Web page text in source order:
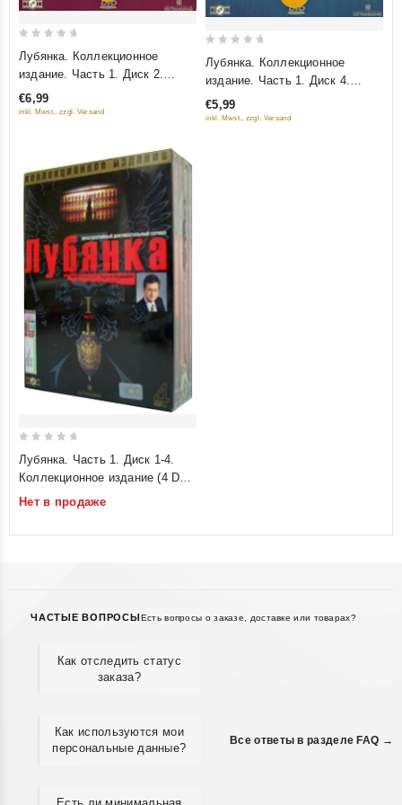
out
5
Лубянка. Коллекционное
издание. Часть 1. Диск 2.
Охота на "Лиса". Заключенный
№ 35. Треугольник
€6,99
inkl. Mwst., zzgl. Versand
out
5
Лубянка. Коллекционное
издание. Часть 1. Диск 4.
Тайный агент с Востока. С
клеймом Иуды. Сержант
€5,99
inkl. Mwst., zzgl. Versand
out
5
Лубянка. Часть 1. Диск 1-4.
Коллекционное издание (4 DVD
Box set) (Подарочное издание)
Нет в продаже
ЧАСТЫЕ ВОПРОСЫ Есть вопросы о заказе, доставке или товарах?
Как отследить статус
заказа?
Как используются мои
персональные данные?
Все ответы в разделе FAQ →